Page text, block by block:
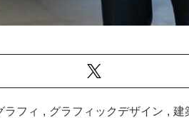
ラフィ , グラフィックデザイン , 建